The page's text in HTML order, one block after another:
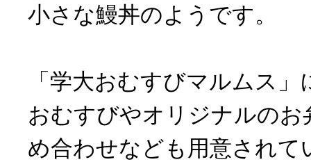
小さな鰻丼のようです。
「学大おむすびマルムス
おむすびやオリジナルのお
め合わせなども用意されて